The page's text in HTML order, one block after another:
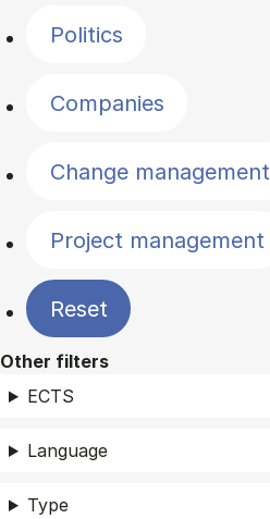
Politics
Companies
Change management
Project management
Reset
Other filters
ECTS
Language
Type